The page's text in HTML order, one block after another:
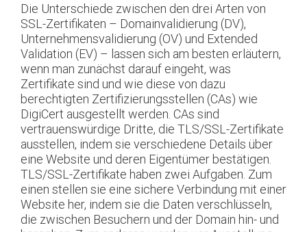
Die Unterschiede zwischen den drei Arten von
SSL-Zertifikaten – Domainvalidierung (DV),
Unternehmensvalidierung (OV) und Extended
Validation (EV) – lassen sich am besten erläutern,
wenn man zunächst darauf eingeht, was
Zertifikate sind und wie diese von dazu
berechtigten Zertifizierungsstellen (CAs) wie
DigiCert ausgestellt werden. CAs sind
vertrauenswürdige Dritte, die TLS/SSL-Zertifikate
ausstellen, indem sie verschiedene Details über
eine Website und deren Eigentümer bestätigen.
TLS/SSL-Zertifikate haben zwei Aufgaben. Zum
einen stellen sie eine sichere Verbindung mit einer
Website her, indem sie die Daten verschlüsseln,
die zwischen Besuchern und der Domain hin- und